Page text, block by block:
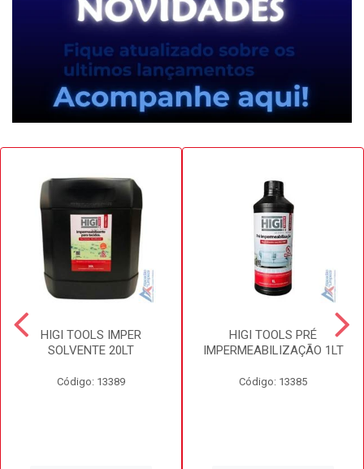
HIGI TOOLS IMPER
SOLVENTE 20LT
Código: 13389
HIGI TOOLS PRÉ
IMPERMEABILIZAÇÃO 1LT
Código: 13385